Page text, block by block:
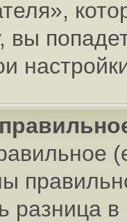
вы
разница